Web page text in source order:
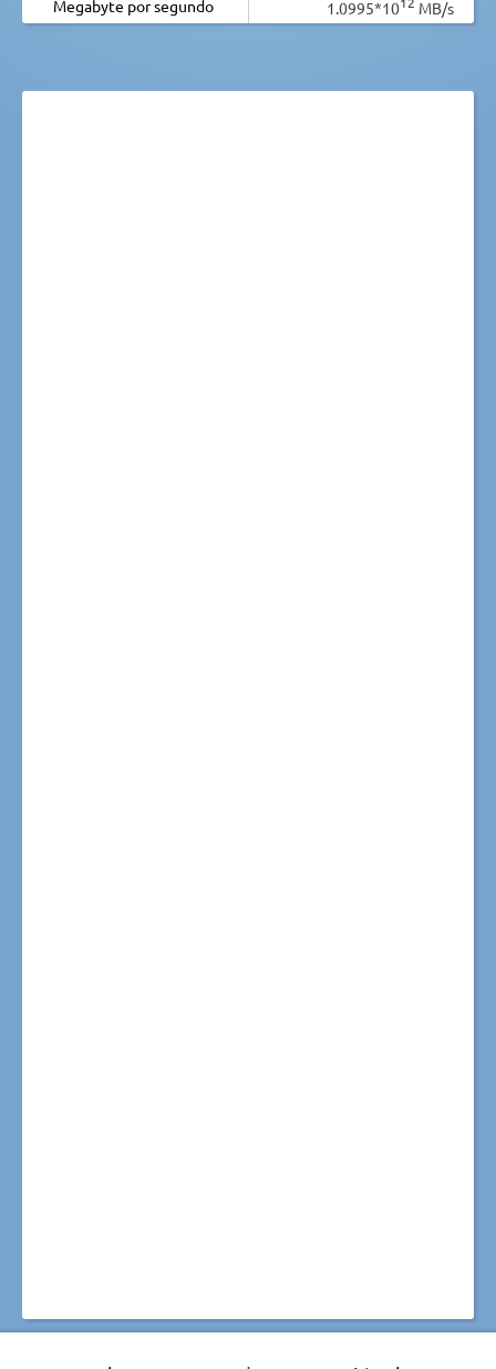
Megabyte por segundo
1.0995*10 MB/s